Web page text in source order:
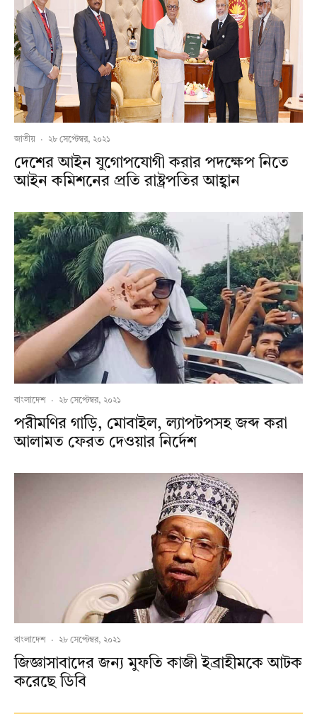
জাতীয় · ২৮ সেপ্টেম্বর, ২০২১
দেশের আইন যুগোপযোগী করার পদক্ষেপ নিতে
আইন কমিশনের প্রতি রাষ্ট্রপতির আহ্বান
বাংলাদেশ · ২৮ সেপ্টেম্বর, ২০২১
পরীমণির গাড়ি, মোবাইল, ল্যাপটপসহ জব্দ করা
আলামত ফেরত দেওয়ার নির্দেশ
বাংলাদেশ · ২৮ সেপ্টেম্বর, ২০২১
জিজ্ঞাসাবাদের জন্য মুফতি কাজী ইব্রাহীমকে আটক
করেছে ডিবি